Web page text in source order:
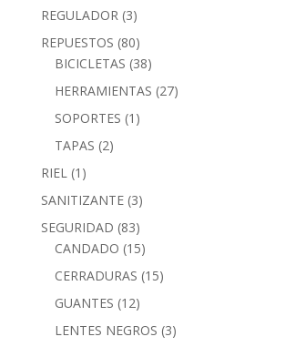
REGULADOR (3)
REPUESTOS (80)
BICICLETAS (38)
HERRAMIENTAS (27)
SOPORTES (1)
TAPAS (2)
RIEL (1)
SANITIZANTE (3)
SEGURIDAD (83)
CANDADO (15)
CERRADURAS (15)
GUANTES (12)
LENTES NEGROS (3)